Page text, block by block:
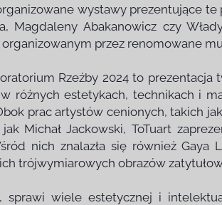
wystawy prezentujące te
Magdaleny Abakanowicz czy
przez renomowane
Rzeźby 2024 to
różnych estetykach, technikach i
prac artystów cenionych, takich
Michał Jackowski, ToTuart
nich znalazła się również Gaya
trójwymiarowych obrazów
wiele estetycznej i